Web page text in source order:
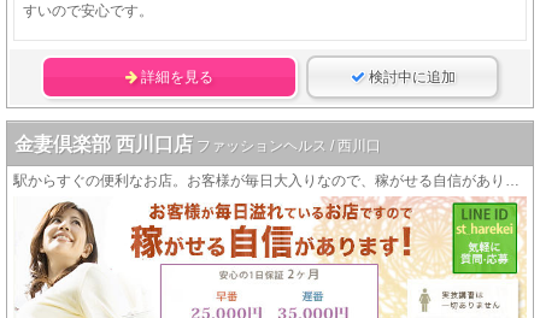
すいので安心です。
詳細を見る 検討中に追加
金妻倶楽部 西川口店 ファッションヘルス / 西川口
駅からすぐの便利なお店。お客様が毎日大入りなので、稼がせる自信があります！